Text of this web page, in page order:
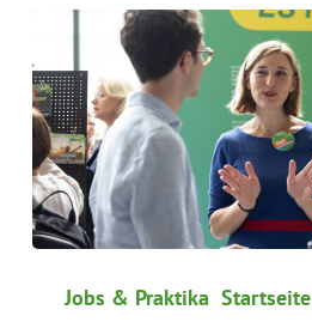
bewerben
Jobs & Praktika Startseite